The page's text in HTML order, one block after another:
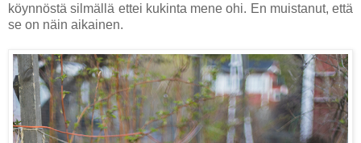
köynnöstä silmällä ettei kukinta mene ohi. En muistanut, että
se on näin aikainen.